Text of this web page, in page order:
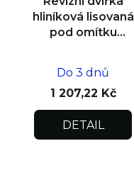
hliníková lisovaná
pod omítku
Do 3 dnů
1 207,22 Kč
DETAIL